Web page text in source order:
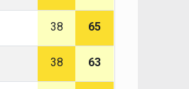
38 65
38 63